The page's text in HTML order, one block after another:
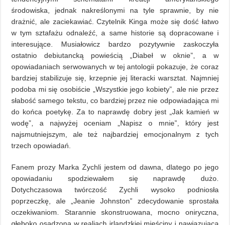
środowiska, jednak nakreślonymi na tyle sprawnie, by nie
drażnić, ale zaciekawiać. Czytelnik Kinga może się dość łatwo
w tym sztafażu odnaleźć, a same historie są dopracowane i
interesujące. Musiałowicz bardzo pozytywnie zaskoczyła
ostatnio debiutancką powieścią „Diabeł w oknie”, a w
opowiadaniach serwowanych w tej antologii pokazuje, że coraz
bardziej stabilizuje się, krzepnie jej literacki warsztat. Najmniej
podoba mi się osobiście „Wszystkie jego kobiety”, ale nie przez
słabość samego tekstu, co bardziej przez nie odpowiadająca mi
do końca poetykę. Za to naprawdę dobry jest „Jak kamień w
wodę”, a najwyżej oceniam „Napisz o mnie”, który jest
najsmutniejszym, ale też najbardziej emocjonalnym z tych
trzech opowiadań.
Fanem prozy Marka Zychli jestem od dawna, dlatego po jego
opowiadaniu spodziewałem się naprawdę dużo.
Dotychczasowa twórczość Zychli wysoko podniosła
poprzeczkę, ale „Jeanie Johnston” zdecydowanie sprostała
oczekiwaniom. Starannie skonstruowana, mocno oniryczna,